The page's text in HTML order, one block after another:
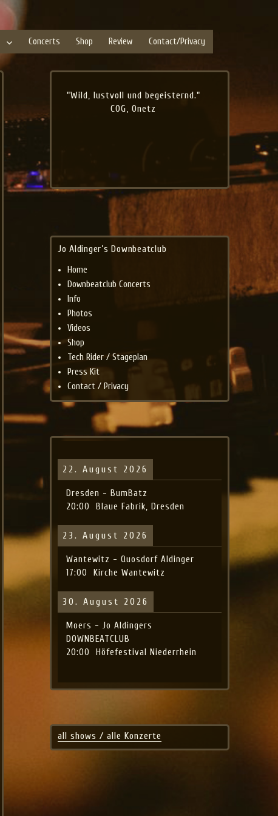
Concerts Shop Review Contact/Privacy
"Wild, lustvoll und begeisternd."
COG, Onetz
Jo Aldinger’s Downbeatclub
Home
Downbeatclub Concerts
Info
Photos
Videos
Shop
Tech Rider / Stageplan
Press Kit
Contact / Privacy
22. August 2026
Dresden - BumBatz
20:00
Blaue Fabrik, Dresden
23. August 2026
Wantewitz - Quosdorf Aldinger
17:00
Kirche Wantewitz
30. August 2026
Moers - Jo Aldingers
DOWNBEATCLUB
20:00
Höfefestival Niederrhein
all shows / alle Konzerte